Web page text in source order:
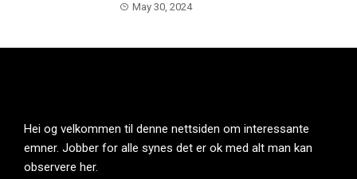
May 30, 2024
Hei og velkommen til denne nettsiden om interessante
emner. Jobber for alle synes det er ok med alt man kan
observere her.